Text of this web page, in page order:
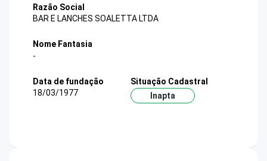
Razão Social
BAR E LANCHES SOALETTA LTDA
Nome Fantasia
-
Data de fundação
18/03/1977
Situação Cadastral
Inapta